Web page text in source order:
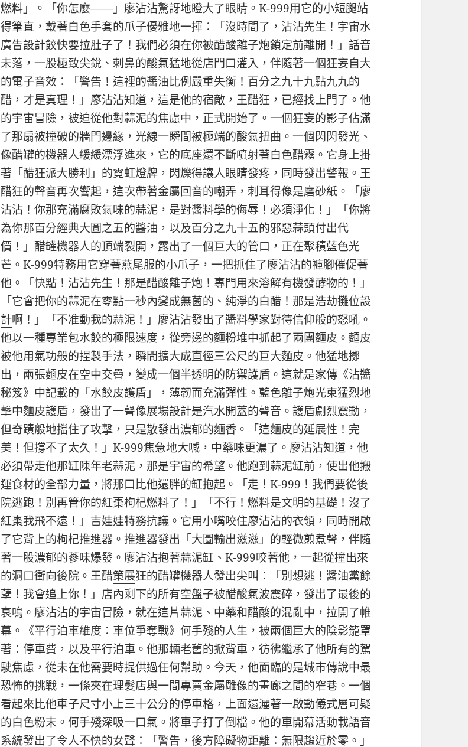
燃料」。「你怎麼——」廖沾沾驚訝地瞪大了眼睛。K-999用它的小短腿站
得筆直，戴著白色手套的爪子優雅地一揮：「沒時間了，沾沾先生！宇宙水
廣告設計餃快要拉肚子了！我們必須在你被醋酸離子炮鎖定前離開！」話音
未落，一股極致尖銳、刺鼻的酸氣猛地從店門口灌入，伴隨著一個狂妄自大
的電子音效：「警告！這裡的醬油比例嚴重失衡！百分之九十九點九九的
醋，才是真理！」廖沾沾知道，這是他的宿敵，王醋狂，已經找上門了。他
的宇宙冒險，被迫從他對蒜泥的焦慮中，正式開始了。一個狂妄的影子佔滿
了那扇被撞破的牆門邊緣，光線一瞬間被極端的酸氣扭曲。一個閃閃發光、
像醋罐的機器人緩緩漂浮進來，它的底座還不斷噴射著白色醋霧。它身上掛
著「醋狂派大勝利」的霓虹燈牌，閃爍得讓人眼睛發疼，同時發出警報。王
醋狂的聲音再次響起，這次帶著金屬回音的嘲弄，刺耳得像是磨砂紙。「廖
沾沾！你那充滿腐敗氣味的蒜泥，是對醬料學的侮辱！必須淨化！」「你將
為你那百分經典大圖之五的醬油，以及百分之九十五的邪惡蒜頭付出代
價！」醋罐機器人的頂端裂開，露出了一個巨大的管口，正在聚積藍色光
芒。K-999特務用它穿著燕尾服的小爪子，一把抓住了廖沾沾的褲腳催促著
他。「快點！沾沾先生！那是醋酸離子炮！專門用來溶解有機發酵物的！」
「它會把你的蒜泥在零點一秒內變成無菌的、純淨的白醋！那是浩劫攤位設
計啊！」「不准動我的蒜泥！」廖沾沾發出了醬料學家對待信仰般的怒吼。
他以一種專業包水餃的極限速度，從旁邊的麵粉堆中抓起了兩團麵皮。麵皮
被他用氣功般的捏製手法，瞬間擴大成直徑三公尺的巨大麵皮。他猛地擲
出，兩張麵皮在空中交疊，變成一個半透明的防禦護盾。這就是家傳《沾醬
秘笈》中記載的「水餃皮護盾」，薄韌而充滿彈性。藍色離子炮光束猛烈地
擊中麵皮護盾，發出了一聲像展場設計是汽水開蓋的聲音。護盾劇烈震動，
但奇蹟般地擋住了攻擊，只是散發出濃郁的麵香。「這麵皮的延展性！完
美！但撐不了太久！」K-999焦急地大喊，中藥味更濃了。廖沾沾知道，他
必須帶走他那缸陳年老蒜泥，那是宇宙的希望。他跑到蒜泥缸前，使出他搬
運食材的全部力量，將那口比他還胖的缸抱起。「走！K-999！我們要從後
院逃跑！別再管你的紅棗枸杞燃料了！」「不行！燃料是文明的基礎！沒了
紅棗我飛不遠！」吉娃娃特務抗議。它用小嘴咬住廖沾沾的衣領，同時開啟
了它背上的枸杞推進器。推進器發出「大圖輸出滋滋」的輕微煎煮聲，伴隨
著一股濃郁的蔘味爆發。廖沾沾抱著蒜泥缸、K-999咬著他，一起從撞出來
的洞口衝向後院。王醋策展狂的醋罐機器人發出尖叫：「別想逃！醬油黨餘
孽！我會追上你！」店內剩下的所有空盤子被醋酸氣波震碎，發出了最後的
哀鳴。廖沾沾的宇宙冒險，就在這片蒜泥、中藥和醋酸的混亂中，拉開了帷
幕。《平行泊車維度：車位爭奪戰》何手殘的人生，被兩個巨大的陰影籠罩
著：停車費，以及平行泊車。他那輛老舊的掀背車，彷彿繼承了他所有的駕
駛焦慮，從未在他需要時提供過任何幫助。今天，他面臨的是城市傳說中最
恐怖的挑戰，一條夾在理髮店與一間專賣金屬雕像的畫廊之間的窄巷。一個
看起來比他車子尺寸小上三十公分的停車格，上面還灑著一啟動儀式層可疑
的白色粉末。何手殘深吸一口氣。將車子打了倒檔。他的車開幕活動載語音
系統發出了令人不快的女聲：「警告，後方障礙物距離：無限趨近於零。」